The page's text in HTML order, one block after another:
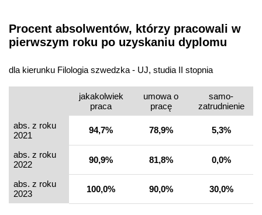
Procent absolwentów, którzy pracowali w
pierwszym roku po uzyskaniu dyplomu
dla kierunku Filologia szwedzka - UJ, studia II stopnia
jakakolwiek
praca
umowa o
pracę
samo­
zatrudnienie
abs. z roku
2021
94,7% 78,9% 5,3%
abs. z roku
2022
90,9% 81,8% 0,0%
abs. z roku
2023
100,0% 90,0% 30,0%